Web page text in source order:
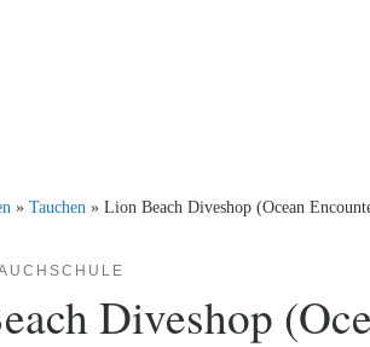
» Tauchen » Lion Beach Diveshop (Ocean
Diveshop